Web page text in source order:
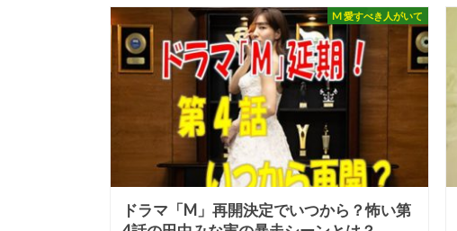
M 愛すべき人がいて
ドラマ「M」再開決定でいつから？怖い第